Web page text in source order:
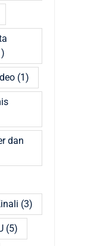
(1)
dan
(3)
(5)